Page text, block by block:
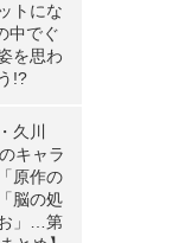
トにな
中でぐ
を思わ
!?
久川
キャラ
原作の
脳の処
」…第